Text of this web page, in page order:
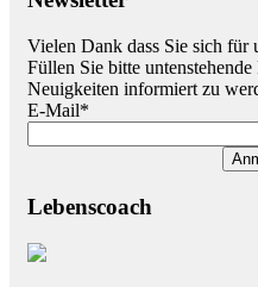
Vielen Dank dass Sie sich für
Füllen Sie bitte
Neuigkeiten informiert zu
E-Mail*
Lebenscoach